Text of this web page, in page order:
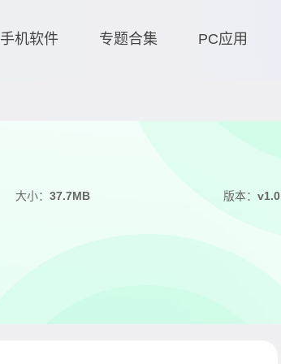
手机软件 专题合集 PC应用
大小：37.7MB 版本： v1.0